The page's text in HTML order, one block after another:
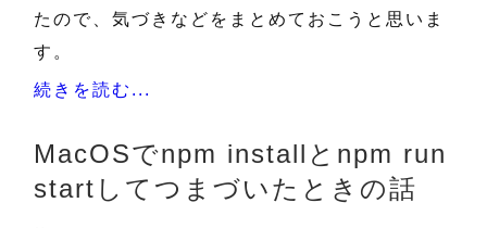
たので、気づきなどをまとめておこうと思いま
す。
続きを読む...
MacOSでnpm installとnpm run
startしてつまづいたときの話